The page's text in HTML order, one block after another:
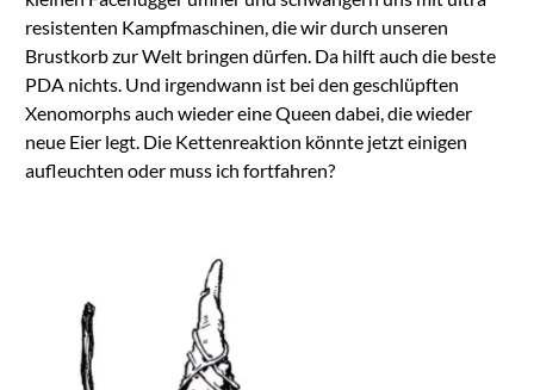
resistenten Kampfmaschinen, die wir durch unseren
Brustkorb zur Welt bringen dürfen. Da hilft auch die beste
PDA nichts. Und irgendwann ist bei den geschlüpften
Xenomorphs auch wieder eine Queen dabei, die wieder
neue Eier legt. Die Kettenreaktion könnte jetzt einigen
aufleuchten oder muss ich fortfahren?